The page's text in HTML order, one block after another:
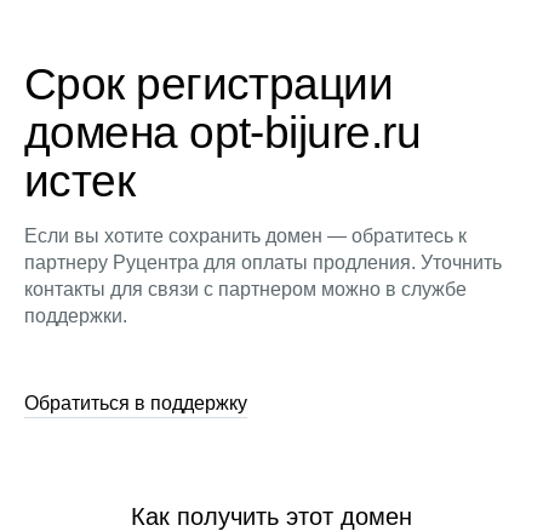
Срок регистрации
домена opt-bijure.ru
истек
Если вы хотите сохранить домен — обратитесь к
партнеру Руцентра для оплаты продления. Уточнить
контакты для связи с партнером можно в службе
поддержки.
Обратиться в поддержку
Как получить этот домен